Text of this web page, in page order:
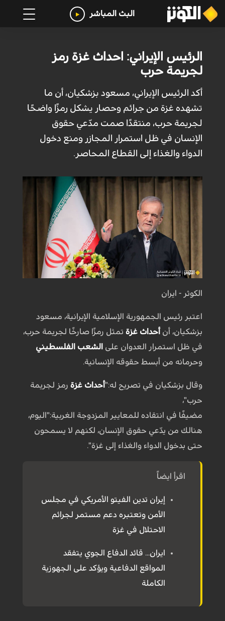
البث المباشر
الرئيس الإيراني: احداث غزة رمز
لجريمة حرب
أكد الرئيس الإيراني، مسعود بزشكيان، أن ما
تشهده غزة من جرائم وحصار يشكل رمزًا واضحًا
لجريمة حرب، منتقدًا صمت مدّعي حقوق
الإنسان في ظل استمرار المجازر ومنع دخول
الدواء والغذاء إلى القطاع المحاصر.
الكوثر - ايران
اعتبر رئيس الجمهورية الإسلامية الإيرانية، مسعود
بزشكيان، أن أحداث غزةتمثل رمزًا صارخًا لجريمة حرب،
في ظل استمرار العدوان على الشعب الفلسطيني
وحرمانه من أبسط حقوقه الإنسانية.
وقال بزشكيان في تصريح له:"أحداث غزةرمز لجريمة
حرب"،
مضيفًا في انتقاده للمعايير المزدوجة الغربية:"اليوم،
هنالك من يدّعي حقوق الإنسان، لكنهم لا يسمحون
حتى بدخول الدواء والغذاء إلى غزة".
اقرأ ايضاً
إيران تدين الفيتو الأمريكي في مجلس
الأمن وتعتبره دعم مستمر لجرائم
الاحتلال في غزة
ايران... قائد الدفاع الجوي يتفقد
المواقع الدفاعية ويؤكد على الجهوزية
الكاملة